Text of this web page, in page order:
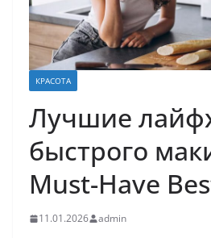
КРАСОТА
Лучшие
быстрого
Must-Have
11.01.2026 admin